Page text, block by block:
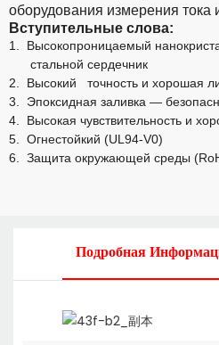
оборудования измерения тока
Вступительные слова:
1.
Высокопроницаемый
стальной сердечник
2.
Высокий
точность и хорошая
3.
Эпоксидная заливка —
4.
Высокая чувствительность и
5.
Огнестойкий (UL94-V0)
6.
Защита окружающей среды
Подробная